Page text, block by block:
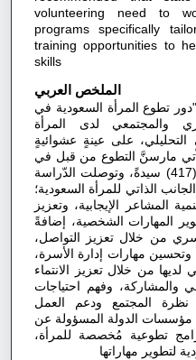
volunteering need to
programs specifically
training opportunities to
skills
الملخص العربي
تطوع المرأة السعودية في
والمجتمعي لدى المرأة
التحليلي، على عينةٍ عشوائيةٍ
مارسنَّ التطوع من قبل في
مؤسسة خيرية، وبلغ حجم العينة (417) سيدةً، وتوصلت الدّراسة
الذاتي للمرأة السعودية؛
المشاعر الإيجابية، وتعزيز
المهارات الشخصية، إضافةً
من خلال تعزيز التواصل،
وتحسين مهارات إدارة الأسرة،
من خلال تعزيز الانتماء
والمشاركة، وفهم احتياجات
نظرة المجتمع ودعم العمل
مؤسسات الدولة المسؤولة عن
تطوعية مُخصصة للمرأة،
لتطوير مهاراتها